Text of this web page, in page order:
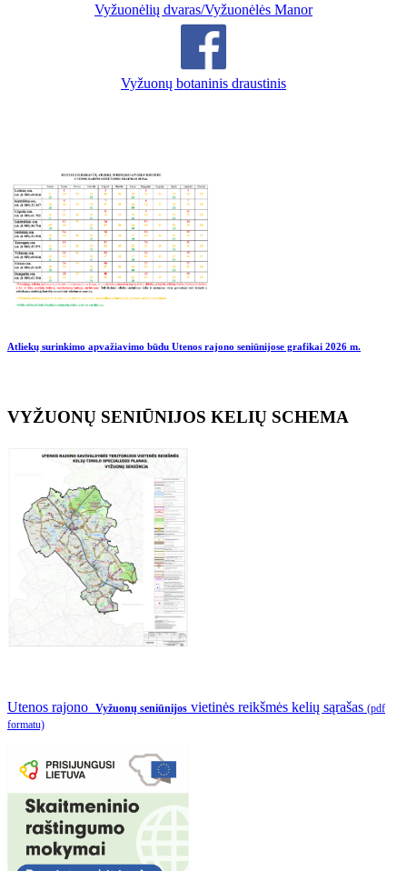
Vyžuonėlių dvaras/Vyžuonėlės Manor
Vyžuonų botaninis draustinis
Atliekų surinkimo apvažiavimo būdu Utenos rajono seniūnijose grafikai 2026 m.
VYŽUONŲ SENIŪNIJOS KELIŲ SCHEMA
Utenos rajono Vyžuonų seniūnijos vietinės reikšmės kelių sąrašas (pdf
formatu)